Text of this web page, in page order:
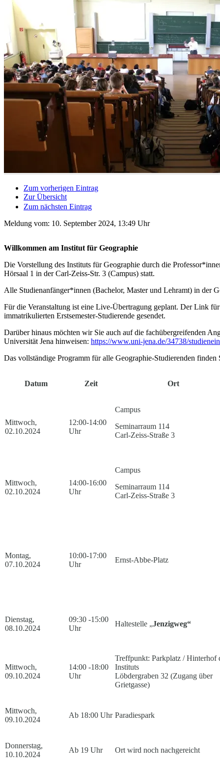
Zum vorherigen Eintrag
Zur Übersicht
Zum nächsten Eintrag
Meldung vom: 10. September 2024, 13:49 Uhr
Willkommen am Institut für Geographie
Die Vorstellung des Instituts für Geographie durch die
Hörsaal 1 in der Carl-Zeiss-Str. 3 (Campus) statt.
Alle Studienanfänger*innen (Bachelor, Master und Lehramt) in der
Für die Veranstaltung ist eine Live-Übertragung geplant. Der Link
immatrikulierten Erstsemester-Studierende gesendet.
Darüber hinaus möchten wir Sie auch auf die fachübergreifenden
Universität Jena hinweisen: https://www.uni-jena.de/34738/
Das vollständige Programm für alle Geographie-Studierenden finden
Datum Zeit Ort
Mittwoch,
02.10.2024
12:00-14:00
Uhr
Campus
Seminarraum 114
Carl-Zeiss-Straße 3
Mittwoch,
02.10.2024
14:00-16:00
Uhr
Campus
Seminarraum 114
Carl-Zeiss-Straße 3
Montag,
07.10.2024
10:00-17:00
Uhr
Ernst-Abbe-Platz
Dienstag,
08.10.2024
09:30 -15:00
Uhr
Haltestelle „Jenzigweg“
Mittwoch,
09.10.2024
14:00 -18:00
Uhr
Treffpunkt: Parkplatz / Hinterhof
Instituts
Löbdergraben 32 (Zugang über
Grietgasse)
Mittwoch,
09.10.2024
Ab 18:00 Uhr Paradiespark
Donnerstag,
10.10.2024
Ab 19 Uhr Ort wird noch nachgereicht